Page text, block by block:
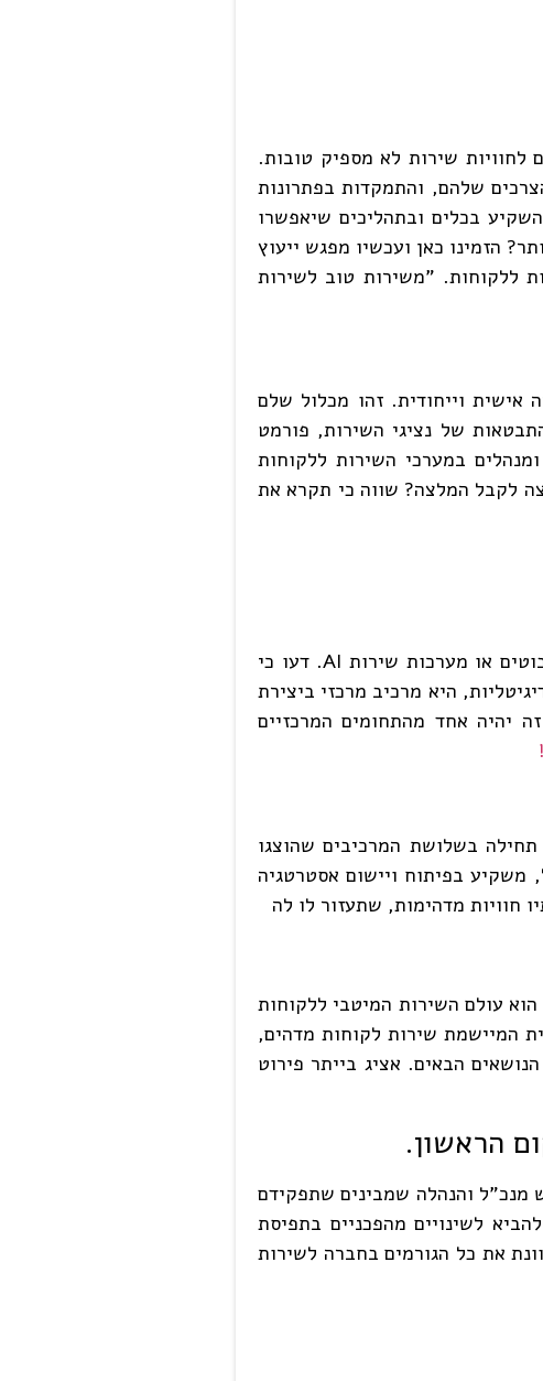
לחוויות שירות לא מספיק טובות.
שלהם, והתמקדות בפתרונות
בכלים ובתהליכים שיאפשרו
הזמינו כאן ועכשיו מפגש ייעוץ
ללקוחות. "משירות טוב לשירות
אישית וייחודית. זהו מכלול שלם
של נציגי השירות, פורמט
במערכי השירות ללקוחות
לקבל המלצה? שווה כי תקרא את
שירות לקוחות חייב להיות זמין בכמה שיותר ערוצים. חייב להיות זמין כמעט 24/7. היום הדבר ניתן באמצעות בוטים או מערכות שירות AI. דעו כי
היא מרכיב מרכזי ביצירת
יהיה אחד מהתחומים המרכזיים
בשלושת המרכיבים שהוצגו
משקיע בפיתוח ויישום אסטרטגיה
חוויות מדהימות, שתעזור לו לה
עולם השירות המיטבי ללקוחות
המיישמת שירות לקוחות מדהים,
הבאים. אציג בייתר פירוט
הראשון.
מנכ"ל והנהלה שמבינים שתפקידם
לשינויים מהפכניים בתפיסת
את כל הגורמים בחברה לשירות